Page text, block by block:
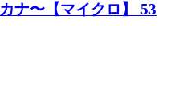
ナ〜【マイクロ】 53